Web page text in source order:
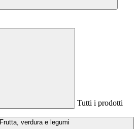
Tutti i prodotti
Frutta, verdura e legumi